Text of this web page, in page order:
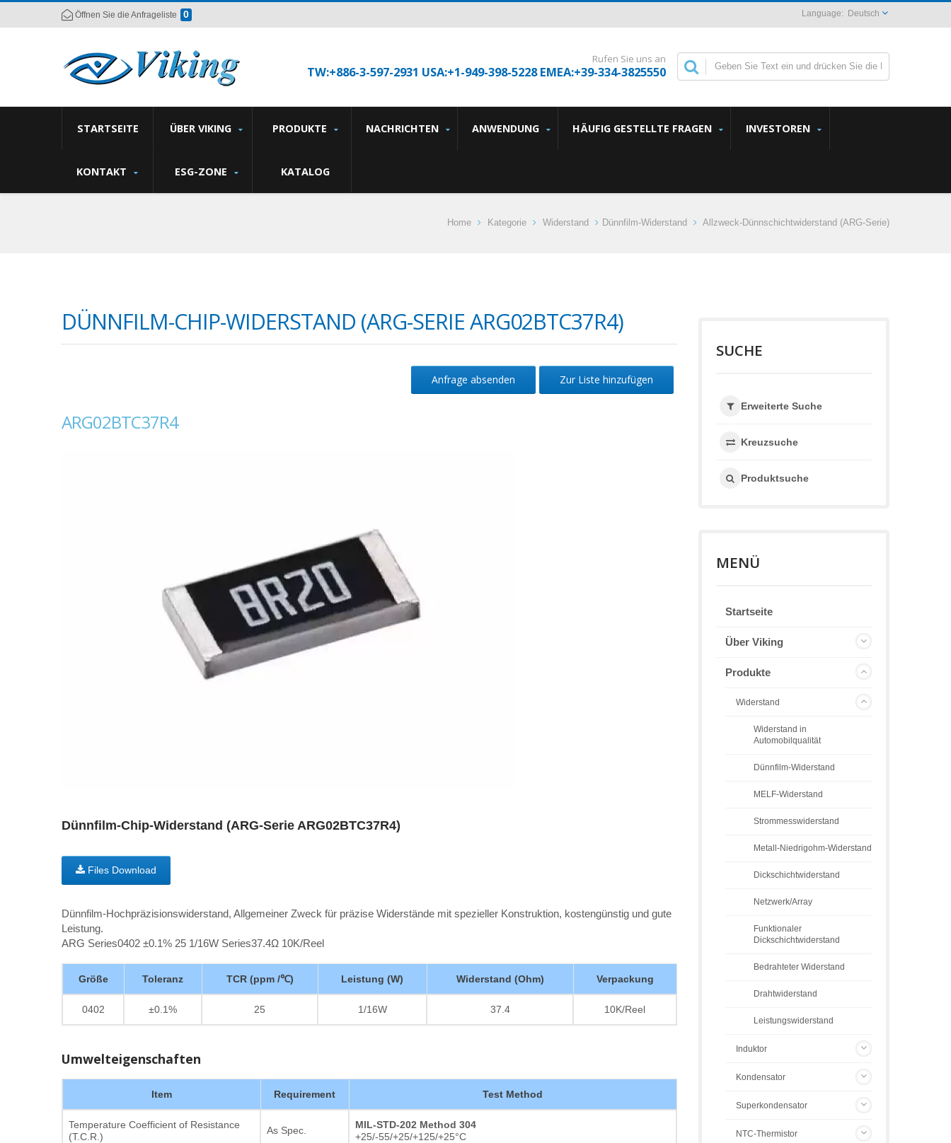
Öffnen Sie die Anfrageliste 0 Deutsch
Rufen Sie uns an
TW:+886-3-597-2931 USA:+1-949-398-5228 EMEA:+39-334-3825550
STARTSEITE ÜBER VIKING PRODUKTE NACHRICHTEN ANWENDUNG HÄUFIG GESTELLTE FRAGEN INVESTOREN
KONTAKT ESG-ZONE KATALOG
Home Kategorie Widerstand Dünnfilm-Widerstand Allzweck-Dünnschichtwiderstand (ARG-Serie)
DÜNNFILM-CHIP-WIDERSTAND (ARG-SERIE ARG02BTC37R4)
Anfrage absenden Zur Liste hinzufügen
ARG02BTC37R4
Dünnfilm-Chip-Widerstand (ARG-Serie ARG02BTC37R4)
Files Download
Dünnfilm-Hochpräzisionswiderstand, Allgemeiner Zweck für präzise Widerstände mit spezieller Konstruktion, kostengünstig und gute
Leistung.
ARG Series0402 ±0.1% 25 1/16W Series37.4Ω 10K/Reel
Größe Toleranz TCR (ppm /℃) Leistung (W) Widerstand (Ohm) Verpackung
0402 ±0.1% 25 1/16W 37.4 10K/Reel
Umwelteigenschaften
Item Requirement Test Method
Temperature Coefficient of Resistance
(T.C.R.)
As Spec.
MIL-STD-202 Method 304
+25/-55/+25/+125/+25°C
SUCHE
Erweiterte Suche
Kreuzsuche
Produktsuche
MENÜ
Startseite
Über Viking
Produkte
Widerstand
Widerstand in
Automobilqualität
Dünnfilm-Widerstand
MELF-Widerstand
Strommesswiderstand
Metall-Niedrigohm-Widerstand
Dickschichtwiderstand
Netzwerk/Array
Funktionaler
Dickschichtwiderstand
Bedrahteter Widerstand
Drahtwiderstand
Leistungswiderstand
Induktor
Kondensator
Superkondensator
NTC-Thermistor